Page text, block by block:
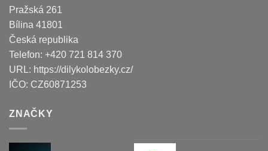
Pražská 261
Bílina 41801
Česká republika
Telefon: +420 721 814 370
URL: https://dilykolobezky.cz/
IČO: CZ60871253
ZNAČKY